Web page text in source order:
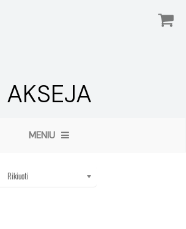
AKSEJA
MENIU
Rikiuoti